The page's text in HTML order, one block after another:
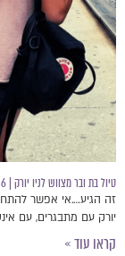
טיול בת ובר מצווש לניו יורק | 6 מסלולים במנהטן עבור המתבגרים והאמיצים שאיתם
זה הגיע….אי אפשר
יורק עם מתבגרים, עם
קראו עוד »